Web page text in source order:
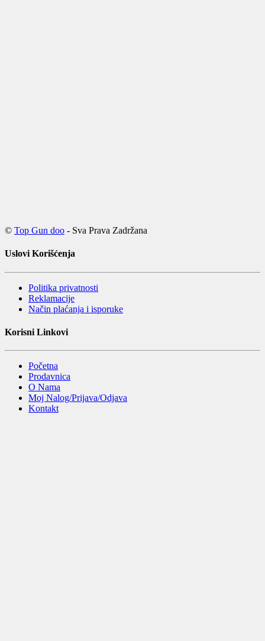
© Top Gun doo - Sva Prava Zadržana
Uslovi Korišćenja
Politika privatnosti
Reklamacije
Način plaćanja i isporuke
Korisni Linkovi
Početna
Prodavnica
O Nama
Moj Nalog/Prijava/Odjava
Kontakt